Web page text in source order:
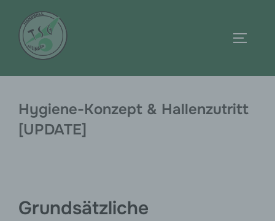
Inhalt
springen
Hygiene-Konzept & Hallenzutritt
[UPDATE]
Grundsätzliche